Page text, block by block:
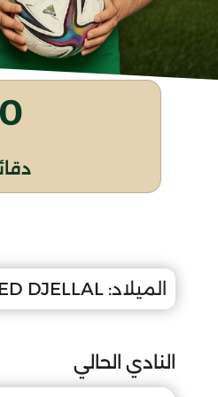
الميلاد: DJELLAL
النادي الحالي